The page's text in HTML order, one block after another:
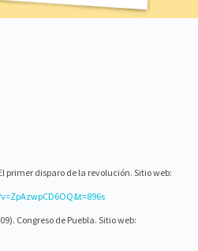
primer disparo de la revolución. Sitio web:
Congreso de Puebla. Sitio web: